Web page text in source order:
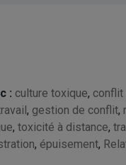
: culture toxique, conflit
, gestion de conflit,
, toxicité à distance,
, épuisement,